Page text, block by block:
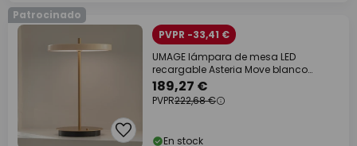
Patrocinado
PVPR -33,41 €
UMAGE lámpara de mesa LED
recargable Asteria Move blanco
perla/latón 31cm
189,27 €
PVPR222,68 €
En stock